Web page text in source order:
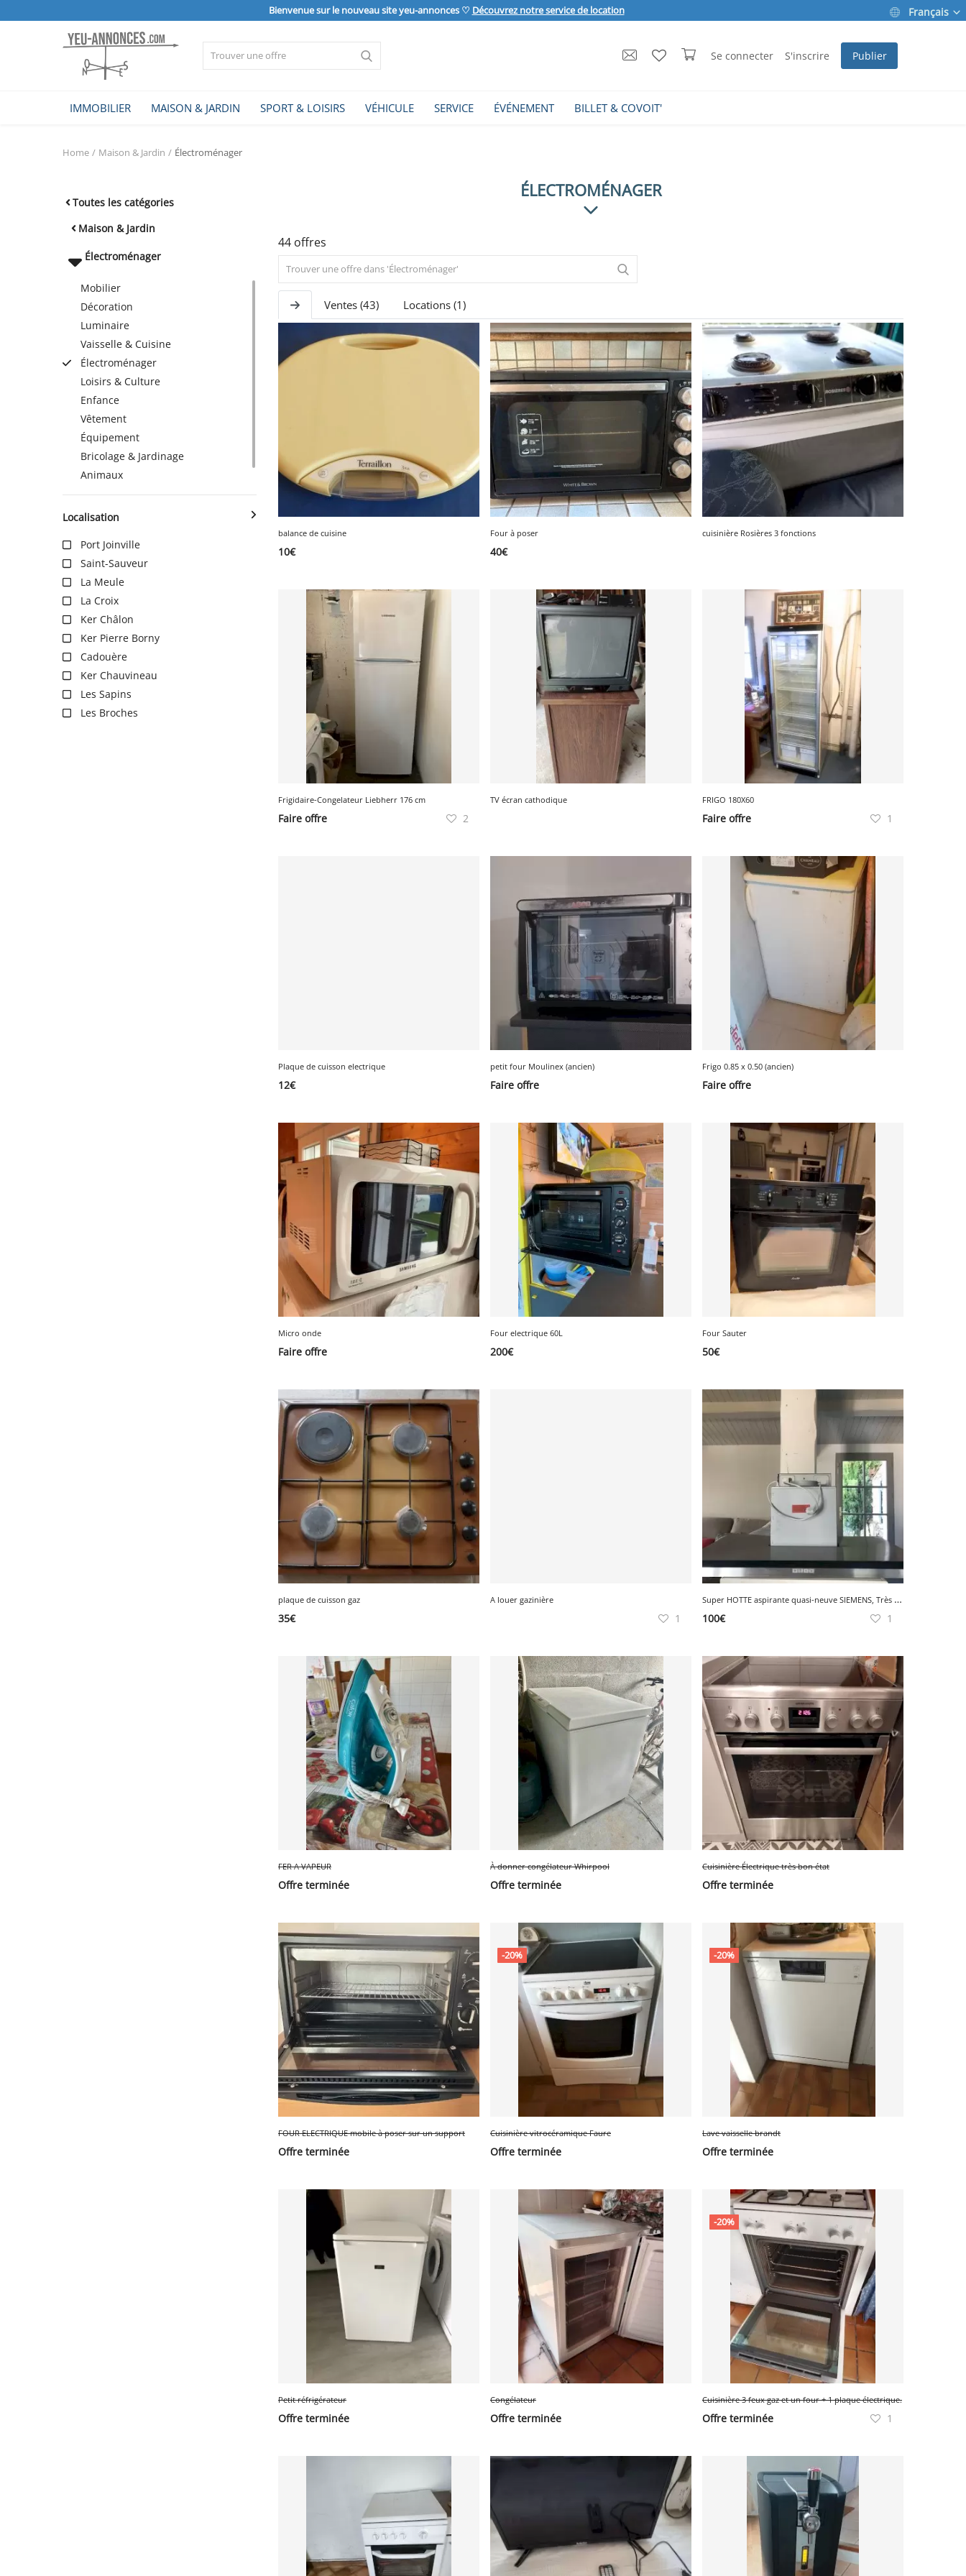
Bienvenue sur le nouveau site yeu-annonces ♡ Découvrez notre service de location Français
Se connecter S'inscrire Publier
IMMOBILIER MAISON & JARDIN SPORT & LOISIRS VÉHICULE SERVICE ÉVÉNEMENT BILLET & COVOIT'
MAISON & JARDIN
BILLET & COVOIT'
Home Maison & Jardin Électroménager
Toutes les catégories
Maison & Jardin
Électroménager
Mobilier
Décoration
Luminaire
Vaisselle & Cuisine
Électroménager
Loisirs & Culture
Enfance
Vêtement
Équipement
Bricolage & Jardinage
Animaux
Localisation
Port Joinville
Saint-Sauveur
La Meule
La Croix
Ker Châlon
Ker Pierre Borny
Cadouère
Ker Chauvineau
Les Sapins
Les Broches
ÉLECTROMÉNAGER
44 offres
Ventes (43) Locations (1)
balance de cuisine
10€
Four à poser
40€
cuisinière Rosières 3 fonctions
Frigidaire-Congelateur Liebherr 176 cm
Faire offre 2
TV écran cathodique FRIGO 180X60
Faire offre 1
Plaque de cuisson electrique
12€
petit four Moulinex (ancien)
Faire offre
Frigo 0.85 x 0.50 (ancien)
Faire offre
Micro onde
Faire offre
Four electrique 60L
200€
Four Sauter
50€
plaque de cuisson gaz
35€
A louer gazinière
1
S
uper HOTTE aspirante quasi-neuve SIEMENS, Très Bon Etat
100€ 1
FER A VAPEUR
Offre terminée
À donner congélateur Whirpool
Offre terminée
Cuisinière Électrique très bon état
Offre terminée
FOUR ELECTRIQUE mobile à poser sur un support
Offre terminée
-20%
Cuisinière vitrocéramique Faure
Offre terminée
-20%
Lave vaisselle brandt
Offre terminée
Petit réfrigérateur
Offre terminée
Congélateur
Offre terminée
-20%
Cuisinière 3 feux gaz et un four + 1 plaque électrique.
Offre terminée 1